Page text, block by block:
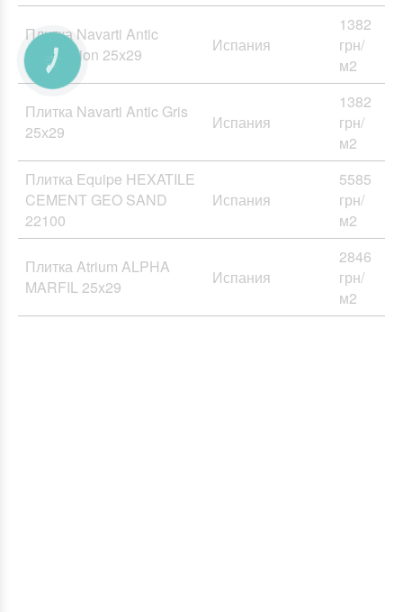
Плитка Navarti Antic
Decoracion 25х29
Испания
1382
грн/
м2
Плитка Navarti Antic Gris
25х29
Испания
1382
грн/
м2
Плитка Equipe HEXATILE
CEMENT GEO SAND
22100
Испания
5585
грн/
м2
Плитка Atrium ALPHA
MARFIL 25x29
Испания
2846
грн/
м2